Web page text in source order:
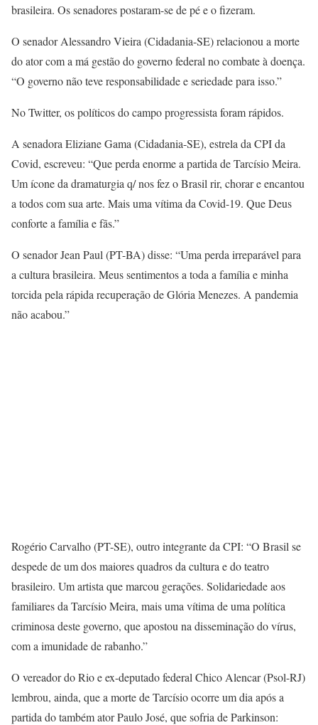
brasileira. Os senadores postaram-se de pé e o fizeram.
O senador Alessandro Vieira (Cidadania-SE) relacionou a morte
do ator com a má gestão do governo federal no combate à doença.
“O governo não teve responsabilidade e seriedade para isso.”
No Twitter, os políticos do campo progressista foram rápidos.
A senadora Eliziane Gama (Cidadania-SE), estrela da CPI da
Covid, escreveu: “Que perda enorme a partida de Tarcísio Meira.
Um ícone da dramaturgia q/ nos fez o Brasil rir, chorar e encantou
a todos com sua arte. Mais uma vítima da Covid-19. Que Deus
conforte a família e fãs.”
O senador Jean Paul (PT-BA) disse: “Uma perda irreparável para
a cultura brasileira. Meus sentimentos a toda a família e minha
torcida pela rápida recuperação de Glória Menezes. A pandemia
não acabou.”
Rogério Carvalho (PT-SE), outro integrante da CPI: “O Brasil se
despede de um dos maiores quadros da cultura e do teatro
brasileiro. Um artista que marcou gerações. Solidariedade aos
familiares da Tarcísio Meira, mais uma vítima de uma política
criminosa deste governo, que apostou na disseminação do vírus,
com a imunidade de rabanho.”
O vereador do Rio e ex-deputado federal Chico Alencar (Psol-RJ)
lembrou, ainda, que a morte de Tarcísio ocorre um dia após a
partida do também ator Paulo José, que sofria de Parkinson: